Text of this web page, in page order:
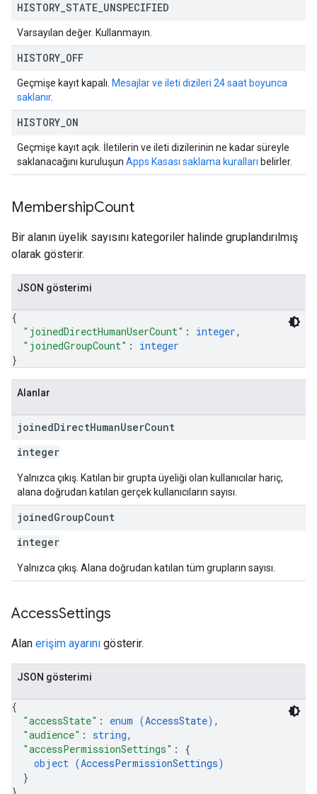
HISTORY STATE UNSPECIFIED
Varsayılan değer. Kullanmayın.
HISTORY OFF
Geçmişe kayıt kapalı. Mesajlar ve ileti dizileri 24 saat boyunca
saklanır.
HISTORY ON
Geçmişe kayıt açık. İletilerin ve ileti dizilerinin ne kadar süreyle
saklanacağını kuruluşun Apps Kasası saklama kuralları belirler.
MembershipCount
Bir alanın üyelik sayısını kategoriler halinde gruplandırılmış
olarak gösterir.
JSON gösterimi
{
"joinedDirectHumanUserCount" : integer,
"joinedGroupCount" : integer
}
Alanlar
joinedDirectHumanUserCount
integer
Yalnızca çıkış. Katılan bir grupta üyeliği olan kullanıcılar hariç,
alana doğrudan katılan gerçek kullanıcıların sayısı.
joinedGroupCount
integer
Yalnızca çıkış. Alana doğrudan katılan tüm grupların sayısı.
AccessSettings
Alan erişim ayarını gösterir.
JSON gösterimi
{
"accessState" : enum (AccessState) ,
"audience" : string,
"accessPermissionSettings" : {
object (AccessPermissionSettings)
}